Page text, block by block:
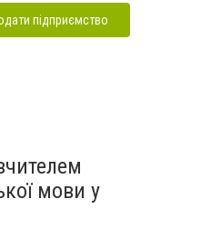
підприємство
мови у